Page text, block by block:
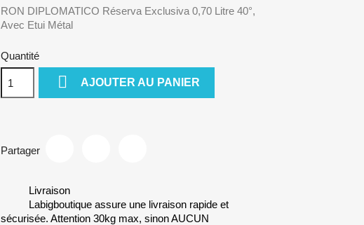
RON DIPLOMATICO Réserva Exclusiva 0,70 Litre 40°,
Avec Etui Métal
Quantité
 AJOUTER AU PANIER
Partager
Livraison
Labigboutique assure une livraison rapide et
sécurisée. Attention 30kg max, sinon AUCUN